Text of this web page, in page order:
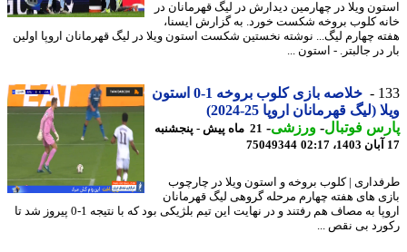
ویلا در چهارمین دیدارش در لیگ قهرمانان در
کلوب بروخه شکست خورد. به گزارش ایسنا،
چهارم لیگ... نوشته نخستین شکست استون ویلا در لیگ قهرمانان اروپا اولین
در جالبتر. - استون ...
خلاصه بازی کلوب بروخه 1-0 استون
(لیگ قهرمانان اروپا 25-2024)
فوتبال-ورزشی-
21 ماه پیش - پنجشنبه
75049344
| کلوب بروخه و استون ویلا در چارچوب
های هفته چهارم مرحله گروهی لیگ قهرمانان
اروپا به مصاف هم رفتند و در نهایت این تیم بلژیکی بود که با نتیجه 1-0 پیروز شد تا
بی نقص ...